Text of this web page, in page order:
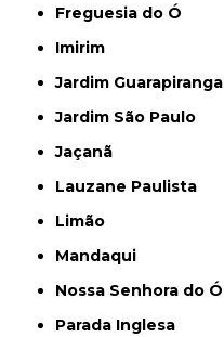
Freguesia do Ó
Imirim
Jardim Guarapiranga
Jardim São Paulo
Jaçanã
Lauzane Paulista
Limão
Mandaqui
Nossa Senhora do Ó
Parada Inglesa